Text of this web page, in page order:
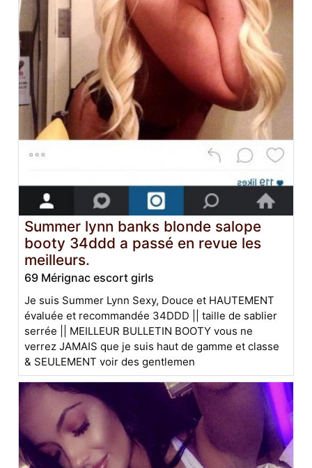
Summer lynn banks blonde salope
booty 34ddd a passé en revue les
meilleurs.
69 Mérignac escort girls
Je suis Summer Lynn Sexy, Douce et HAUTEMENT
évaluée et recommandée 34DDD || taille de sablier
serrée || MEILLEUR BULLETIN BOOTY vous ne
verrez JAMAIS que je suis haut de gamme et classe
& SEULEMENT voir des gentlemen